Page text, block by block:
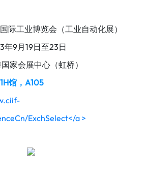
际工业博览会（工业自动化展）
9月19日至23日
家会展中心（虹桥）
馆，A105
ExchSelect</a >